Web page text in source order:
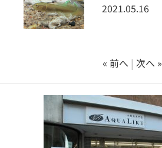
2021.05.16
« 前へ 次へ »